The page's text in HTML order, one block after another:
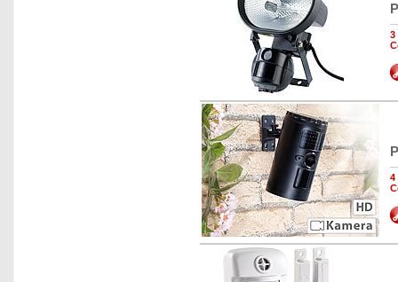
3
4